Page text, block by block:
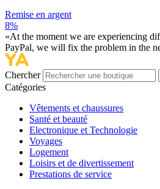
Remise en argent
8%
«At the moment we are experiencing
PayPal, we will fix the problem in the
Chercher
Catégories
Vêtements et chaussures
Santé et beauté
Electronique et Technologie
Voyages
Logement
Loisirs et de divertissement
Prestations de service